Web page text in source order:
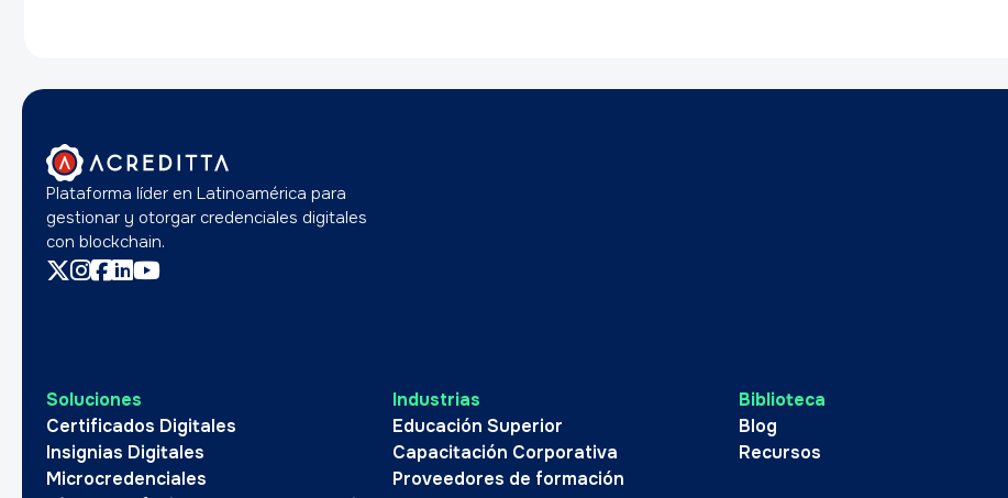
Plataforma líder en Latinoamérica para
gestionar y otorgar credenciales digitales
con blockchain.
Soluciones
Certificados Digitales
Insignias Digitales
Microcredenciales
Industrias
Educación Superior
Capacitación Corporativa
Proveedores de formación
Biblioteca
Blog
Recursos